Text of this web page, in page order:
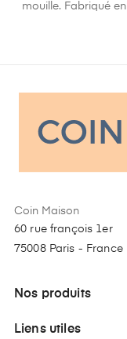
mouille. Fabriqué
Coin Maison
60 rue françois 1er
75008 Paris - France
Nos produits
Liens utiles